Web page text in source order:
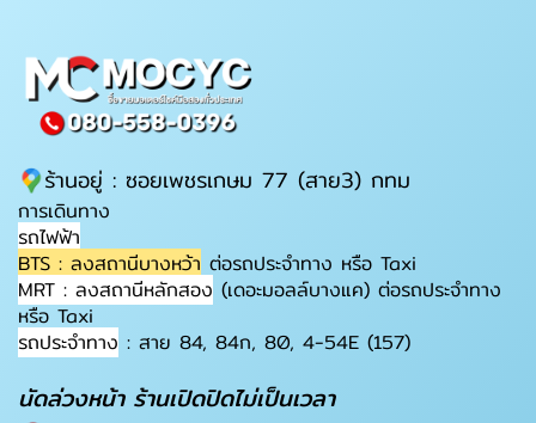
ร้านอยู่ : ซอยเพชรเกษม 77 (สาย3) กทม
การเดินทาง
รถไฟฟ้า
BTS : ลงสถานีบางหว้า ต่อรถประจำทาง หรือ Taxi
MRT : ลงสถานีหลักสอง (เดอะมอลล์บางแค) ต่อรถประจำทาง
หรือ Taxi
รถประจำทาง : สาย 84, 84ก, 80, 4-54E (157)
นัดล่วงหน้า ร้านเปิดปิดไม่เป็นเวลา